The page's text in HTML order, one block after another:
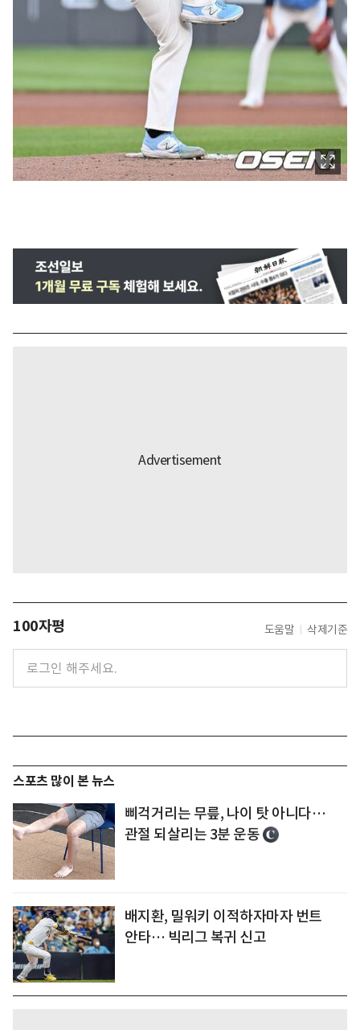
100자평 도움말 삭제기준
스포츠 많이 본 뉴스
삐걱거리는 무릎, 나이 탓 아니다…
관절 되살리는 3분 운동
배지환, 밀워키 이적하자마자 번트
안타… 빅리그 복귀 신고